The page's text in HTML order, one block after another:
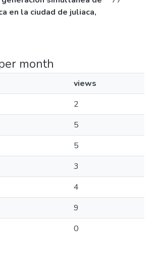
en la ciudad de juliaca,
month
views
2
5
5
3
4
9
0